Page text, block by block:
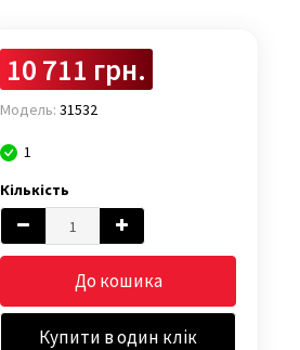
10 711 грн.
Модель: 31532
1
Кількість
До кошика
Купити в один клік